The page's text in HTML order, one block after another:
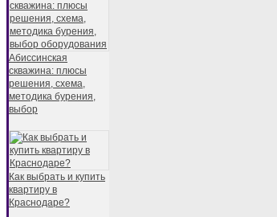
Абиссинская
скважина: плюсы
решения, схема,
методика бурения,
выбор
Как выбрать и купить
квартиру в
Краснодаре?